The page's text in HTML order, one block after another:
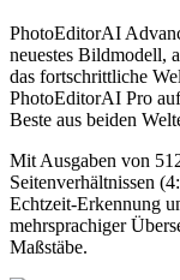
PhotoEditorAI
neuestes Bildmodell,
das fortschrittliche
PhotoEditorAI Pro
Beste aus beiden
Mit Ausgaben von
Seitenverhältnissen
Echtzeit-Erkennung
mehrsprachiger
Maßstäbe.